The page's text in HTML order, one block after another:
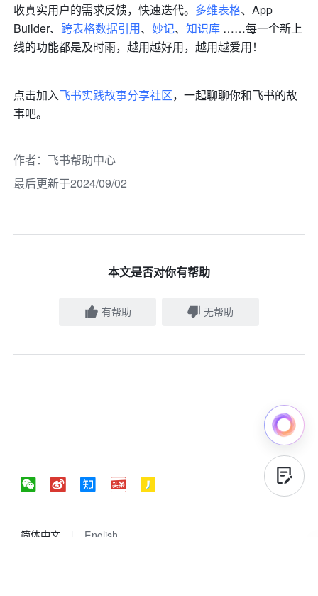
收真实用户的需求反馈，快速迭代。 多维表格、App
Builder、 跨表格数据引用、妙记、知识库 ……每一个新上
线的功能都是及时雨，越用越好用，越用越爱用！
点击加入飞书实践故事分享社区，一起聊聊你和飞书的故
事吧。
作者： 飞书帮助中心
最后更新于2024/09/02
本文是否对你有帮助
有帮助 无帮助
简体中文 English